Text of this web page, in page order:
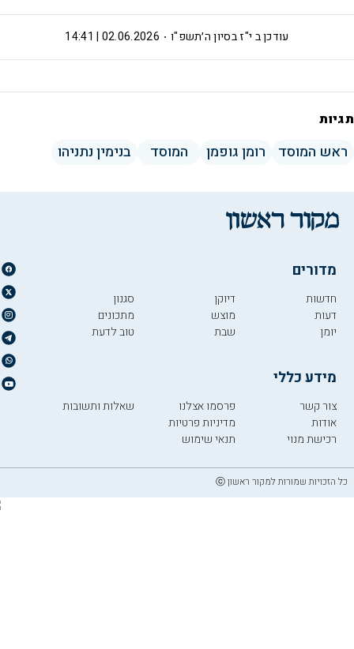
י"ז בסיון ה׳תשפ"ו 02.06.2026 | 14:41 עודכן ב
תגיות
ראש המוסד רומן גופמן המוסד בנימין נתניהו
מדורים
חדשות
דעות
יומן
דיוקן
מוצש
שבת
סגנון
מתכונים
טוב לדעת
מידע כללי
צור קשר
אודות
רכישת מנוי
פרסמו אצלנו
מדיניות פרטיות
תנאי שימוש
שאלות ותשובות
כל הזכויות שמורות למקור ראשון ⓒ